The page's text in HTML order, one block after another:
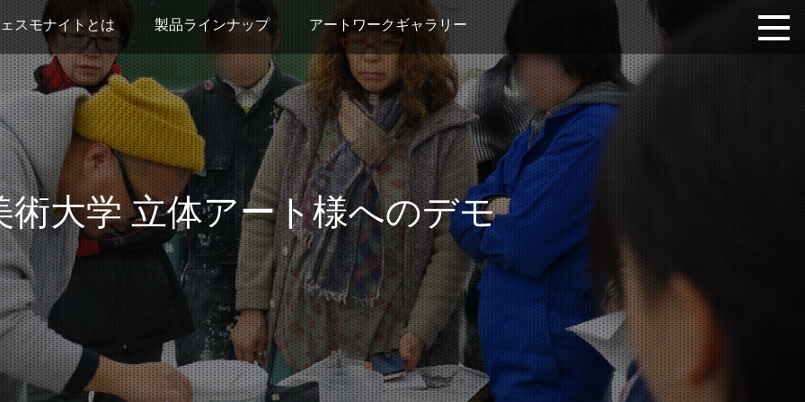
スモナイトとは 製品ラインナップ アートワークギャラリー
術大学 立体アート様へのデモ